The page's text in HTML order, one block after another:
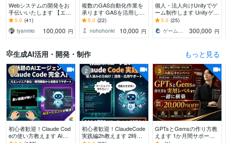
Webシステムの開発をお
手伝いいたします 【エン
ジニア歴11年】新規開
発・改修なんでもお任せ
ください！
5.0 (41)
tyanmio
100,000 円
複数のGAS自動化作業を
承ります GASを活用した
連結・同期作業等、何で
5.0 (22)
nohohonki
10,000 円
個人・法人向けUnityでゲ
ーム制作します Unityゲー
ム制作 実績数上位【総取
引290件】
5.0 (25)
ゲームスタジオRYUXiA┆リュクシア
300,000 円
生成AI活用・開発・制作 もっと見る
1
初心者歓迎！Claude Cod
eの使い方教えます AIエ
2
初心者歓迎！ClaudeCode
実践編2h教えます 2時間
3
GPTsとGemsの作り方教
えます 1か月間サポー